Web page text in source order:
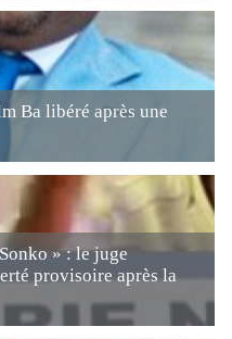
Ba libéré après une
» : le juge
provisoire après la